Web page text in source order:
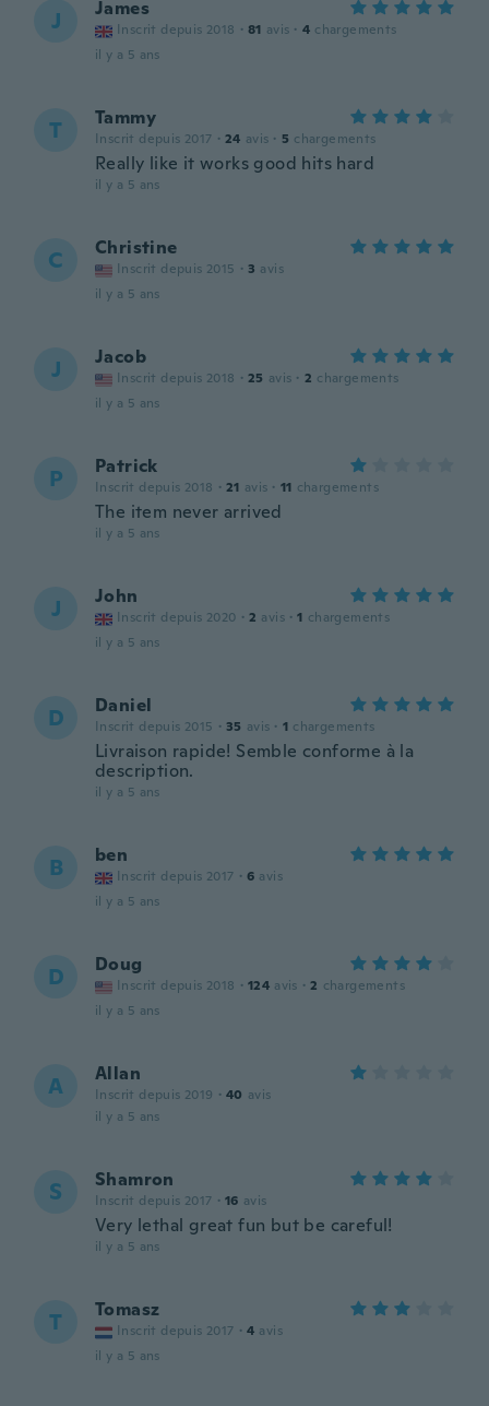
J James
Inscrit depuis 2018 · 81 avis · 4 chargements
il y a 5 ans
T Tammy
Inscrit depuis 2017 · 24 avis · 5 chargements
Really like it works good hits hard
il y a 5 ans
C Christine
Inscrit depuis 2015 · 3 avis
il y a 5 ans
J Jacob
Inscrit depuis 2018 · 25 avis · 2 chargements
il y a 5 ans
P Patrick
Inscrit depuis 2018 · 21 avis · 11 chargements
The item never arrived
il y a 5 ans
J John
Inscrit depuis 2020 · 2 avis · 1 chargements
il y a 5 ans
D Daniel
Inscrit depuis 2015 · 35 avis · 1 chargements
Livraison rapide! Semble conforme à la
description.
il y a 5 ans
B ben
Inscrit depuis 2017 · 6 avis
il y a 5 ans
D Doug
Inscrit depuis 2018 · 124 avis · 2 chargements
il y a 5 ans
A Allan
Inscrit depuis 2019 · 40 avis
il y a 5 ans
S Shamron
Inscrit depuis 2017 · 16 avis
Very lethal great fun but be careful!
il y a 5 ans
T Tomasz
Inscrit depuis 2017 · 4 avis
il y a 5 ans